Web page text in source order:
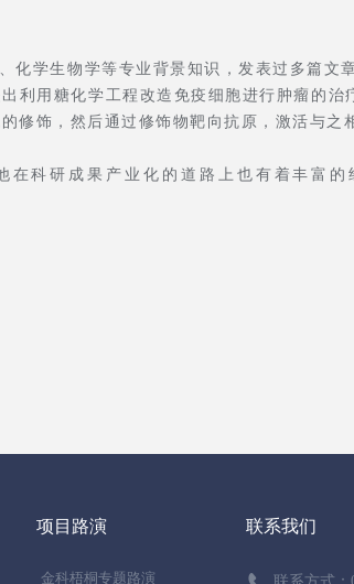
化学生物学等专业背景知识，发表过多篇
利用糖化学工程改造免疫细胞进行肿瘤的
修饰，然后通过修饰物靶向抗原，激活与之
在科研成果产业化的道路上也有着丰富
联系我们
金科梧桐专题路演
项目路演